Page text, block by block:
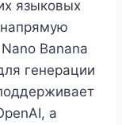
языковых
Banana
генерации
а